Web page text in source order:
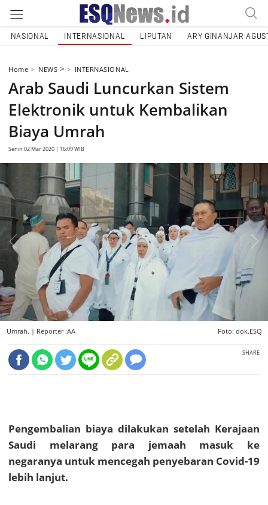
NASIONAL INTERNASIONAL LIPUTAN ARY GINANJAR
Home NEWS > INTERNASIONAL
Arab Saudi Luncurkan Sistem
Elektronik untuk Kembalikan
Biaya Umrah
Senin 02 Mar 2020 | 16:09 WIB
Umrah. | Reporter :AA Foto: dok.ESQ
SHARE
Pengembalian biaya dilakukan setelah Kerajaan
Saudi melarang para jemaah masuk ke
negaranya untuk mencegah penyebaran Covid-19
lebih lanjut.